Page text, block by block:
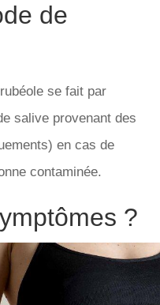
de
se fait par
salive provenant des
en cas de
contaminée.
?